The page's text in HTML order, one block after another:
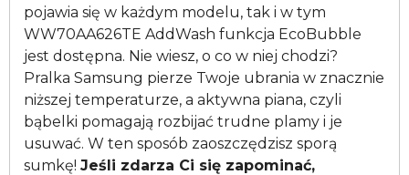
pojawia się w każdym modelu, tak i w tym
WW70AA626TE AddWash funkcja EcoBubble
jest dostępna. Nie wiesz, o co w niej chodzi?
Pralka Samsung pierze Twoje ubrania w znacznie
niższej temperaturze, a aktywna piana, czyli
bąbelki pomagają rozbijać trudne plamy i je
usuwać. W ten sposób zaoszczędzisz sporą
sumkę! Jeśli zdarza Ci się zapominać,